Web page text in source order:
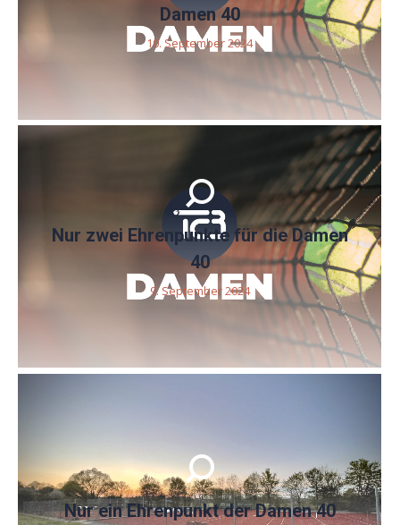
Damen 40
10. September 2024
Nur zwei Ehrenpunkte für die Damen
40
9. September 2024
Nur ein Ehrenpunkt der Damen 40